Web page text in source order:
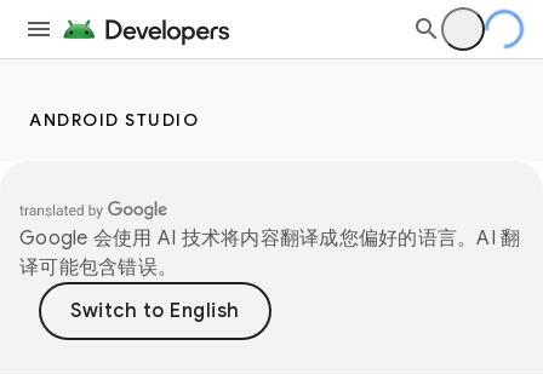
ANDROID STUDIO
Google 会使用 AI 技术将内容翻译成您偏好的语言。AI 翻
译可能包含错误。